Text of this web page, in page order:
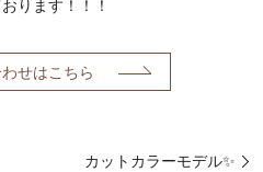
ります！！！
せはこちら
カットカラーモデル✨